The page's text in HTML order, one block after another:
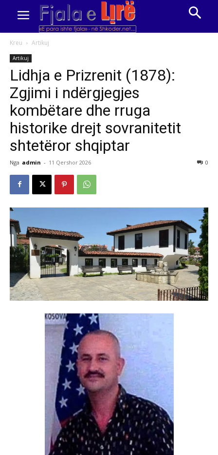
Kreu Artikuj
Artikuj
Lidhja e Prizrenit (1878):
Zgjimi i ndërgjegjes
kombëtare dhe rruga
historike drejt sovranitetit
shtetëror shqiptar
Nga admin - 11 Qershor 2026 0